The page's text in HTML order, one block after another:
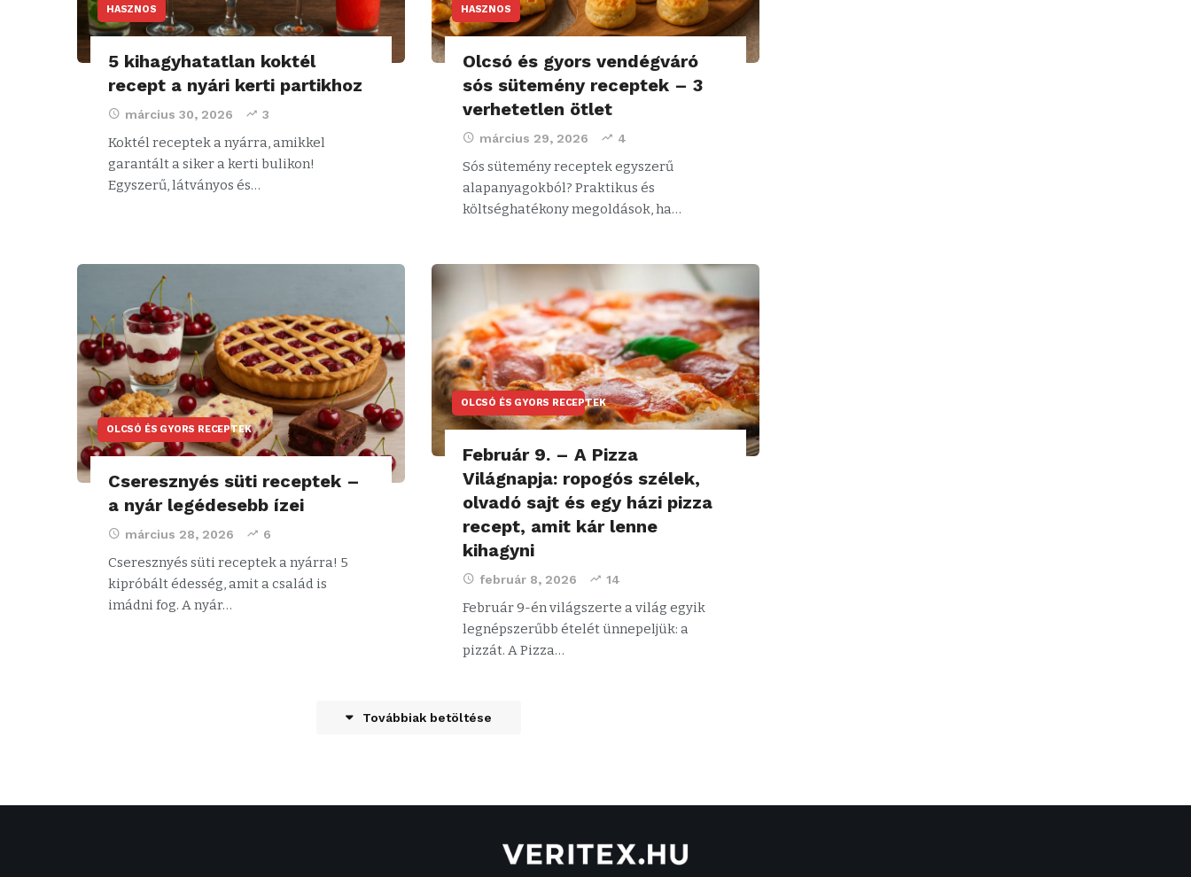
HASZNOS
5 kihagyhatatlan koktél
recept a nyári kerti partikhoz
március 30, 2026 3
Koktél receptek a nyárra, amikkel
garantált a siker a kerti bulikon!
Egyszerű, látványos és…
HASZNOS
Olcsó és gyors vendégváró
sós sütemény receptek – 3
verhetetlen ötlet
március 29, 2026 4
Sós sütemény receptek egyszerű
alapanyagokból? Praktikus és
költséghatékony megoldások, ha…
OLCSÓ ÉS GYORS RECEPTEK
Cseresznyés süti receptek –
a nyár legédesebb ízei
március 28, 2026 6
Cseresznyés süti receptek a nyárra! 5
kipróbált édesség, amit a család is
imádni fog. A nyár…
OLCSÓ ÉS GYORS RECEPTEK
Február 9. – A Pizza
Világnapja: ropogós szélek,
olvadó sajt és egy házi pizza
recept, amit kár lenne
kihagyni
február 8, 2026 14
Február 9-én világszerte a világ egyik
legnépszerűbb ételét ünnepeljük: a
pizzát. A Pizza…
Továbbiak betöltése